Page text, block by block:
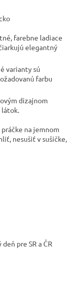
farebne ladiace
elegantný
varianty sú
farbu
dizajnom
látok.
na jemnom
nesušiť v sušičke,
pre SR a ČR